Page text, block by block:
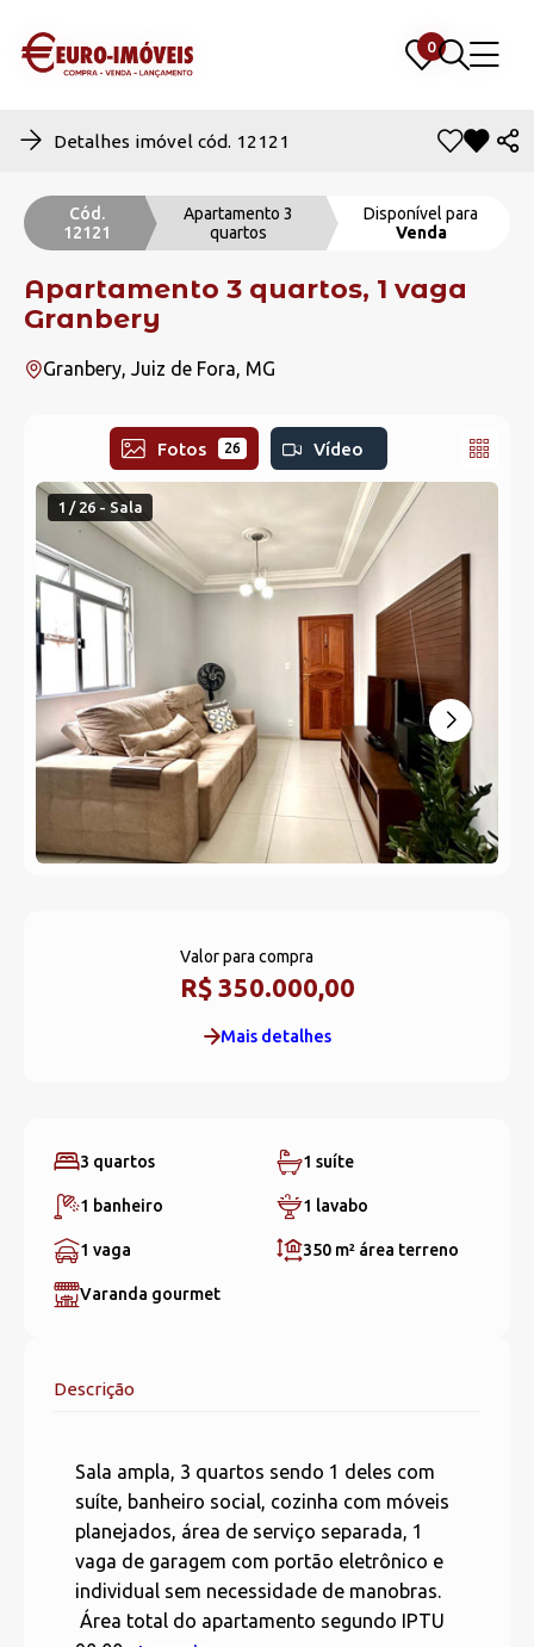
0
0
Detalhes imóvel cód. 12121
Cód.
12121
Apartamento 3
quartos
Disponível para
Venda
Apartamento 3 quartos, 1 vaga
Granbery
Granbery, Juiz de Fora, MG
Fotos 26 Vídeo
1 / 26 - Sala
Valor para compra
R$ 350.000,00
Mais detalhes
3 quartos 1 suíte
1 banheiro 1 lavabo
1 vaga 350 m² área terreno
Varanda gourmet
Descrição
Sala ampla, 3 quartos sendo 1 deles com
suíte, banheiro social, cozinha com móveis
planejados, área de serviço separada, 1
vaga de garagem com portão eletrônico e
individual sem necessidade de manobras.
Área total do apartamento segundo IPTU